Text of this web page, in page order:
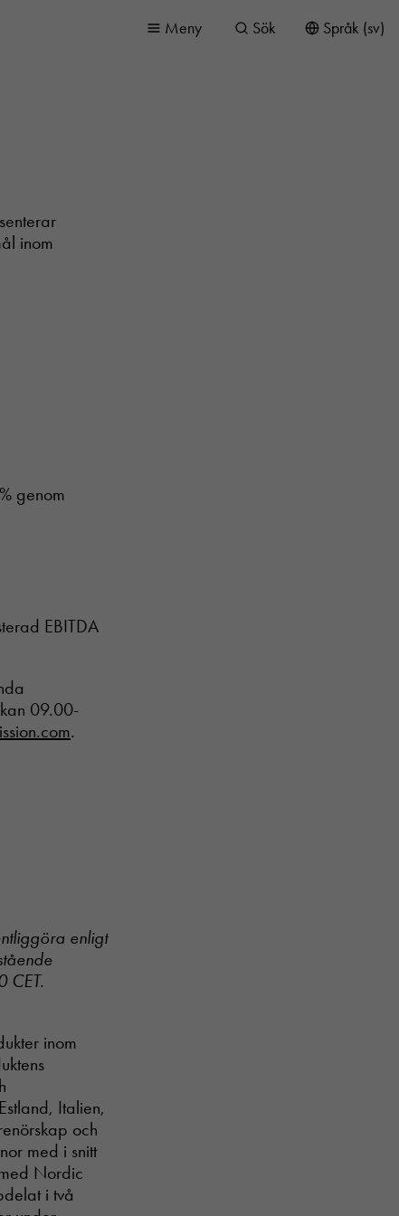
Språk (sv)
Sök
Meny
inom
genom
EBITDA
09.00-
.
enligt
CET.
inom
Italien,
och
med i snitt
Nordic
i två